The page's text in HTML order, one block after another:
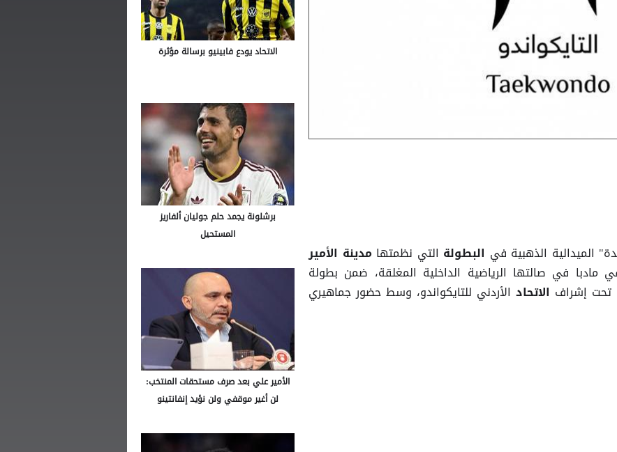
الميدالية الذهبية في البطولة التي نظمتها مدينة الأمير
مادبا في صالتها الرياضية الداخلية المغلقة، ضمن بطولة
تحت إشراف الاتحاد الأردني للتايكواندو، وسط حضور جماهيري
الاتحاد يودع فابينيو برسالة مؤثرة
برشلونة يجمد حلم جوليان ألفاريز
المستحيل
الأمير علي بعد صرف مستحقات المنتخب:
لن أغير موقفي ولن نؤيد إنفانتينو